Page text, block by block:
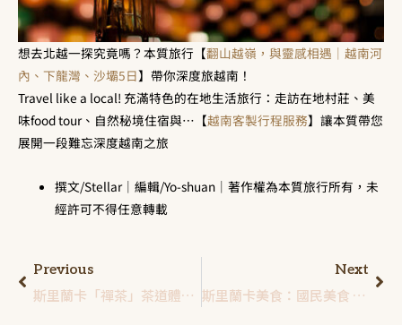
想去北越一探究竟嗎？本質旅行【翻山越嶺，與靈感相遇｜越南河
內、下龍灣、沙壩5日】帶你深度旅越南！
Travel like a local! 充滿特色的在地生活旅行：走訪在地村莊、美
味food tour、自然秘境住宿與⋯【越南客製行程服務】讓本質帶您
展開一段難忘深度越南之旅
撰文/Stellar｜編輯/Yo-shuan｜著作權為本質旅行所有，未
經許可不得任意轉載
Previous
斯里蘭卡「禪茶」茶道體驗：嗅聞茶香芬芳，錫蘭飲茶故事
Next
斯里蘭卡美食：國民美食 Hopper 薄餅